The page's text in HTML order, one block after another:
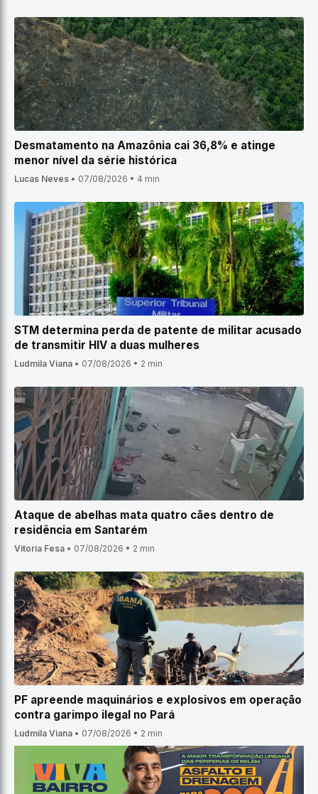
Desmatamento na Amazônia cai 36,8% e atinge
menor nível da série histórica
Lucas Neves • 07/08/2026 • 4 min
STM determina perda de patente de militar acusado
de transmitir HIV a duas mulheres
Ludmila Viana • 07/08/2026 • 2 min
Ataque de abelhas mata quatro cães dentro de
residência em Santarém
Vitoria Fesa • 07/08/2026 • 2 min
PF apreende maquinários e explosivos em operação
contra garimpo ilegal no Pará
Ludmila Viana • 07/08/2026 • 2 min